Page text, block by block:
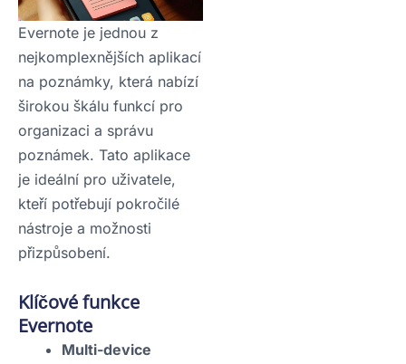
Evernote je jednou z
nejkomplexnějších aplikací
na poznámky, která nabízí
širokou škálu funkcí pro
organizaci a správu
poznámek. Tato aplikace
je ideální pro uživatele,
kteří potřebují pokročilé
nástroje a možnosti
přizpůsobení.
Klíčové funkce
Evernote
Multi-device